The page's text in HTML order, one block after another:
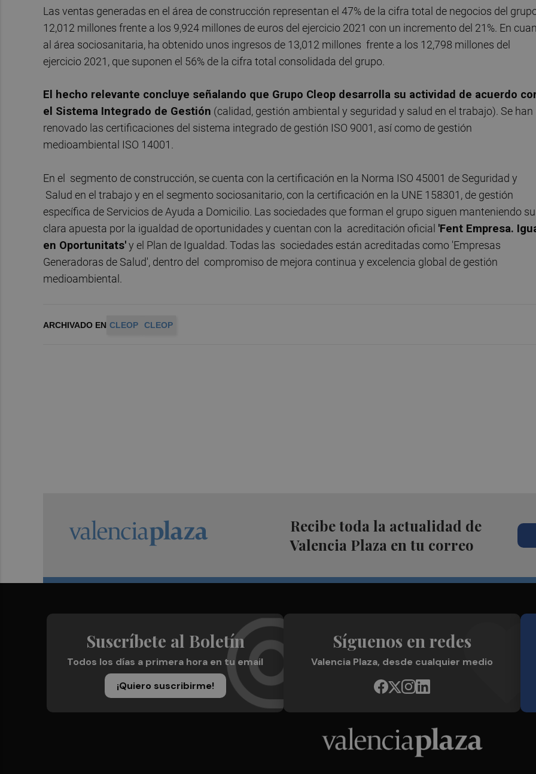
Las ventas generadas en el área de construcción representan el 47% de la cifra total de negocios del
12,012 millones frente a los 9,924 millones de euros del ejercicio 2021 con un incremento del 21%. En
al área sociosanitaria, ha obtenido unos ingresos de 13,012 millones frente a los 12,798 millones del
ejercicio 2021, que suponen el 56% de la cifra total consolidada del grupo.
El hecho relevante concluye señalando que Grupo Cleop desarrolla su actividad de acuerdo
el Sistema Integrado de Gestión (calidad, gestión ambiental y seguridad y salud en el trabajo). Se han
renovado las certificaciones del sistema integrado de gestión ISO 9001, así como de gestión
medioambiental ISO 14001.
En el segmento de construcción, se cuenta con la certificación en la Norma ISO 45001 de Seguridad y
Salud en el trabajo y en el segmento sociosanitario, con la certificación en la UNE 158301, de gestión
específica de Servicios de Ayuda a Domicilio. Las sociedades que forman el grupo siguen manteniendo su
clara apuesta por la igualdad de oportunidades y cuentan con la acreditación oficial 'Fent Empresa.
en Oportunitats'y el Plan de Igualdad. Todas las sociedades están acreditadas como 'Empresas
Generadoras de Salud', dentro del compromiso de mejora continua y excelencia global de gestión
medioambiental.
ARCHIVADO EN CLEOP CLEOP
Recibe toda la actualidad de
Valencia Plaza en tu correo
Suscríbete al Boletín
Todos los días a primera hora en tu email
¡Quiero suscribirme!
Síguenos en redes
Valencia Plaza, desde cualquier medio